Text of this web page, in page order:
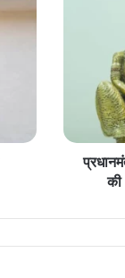
मो
ला
की